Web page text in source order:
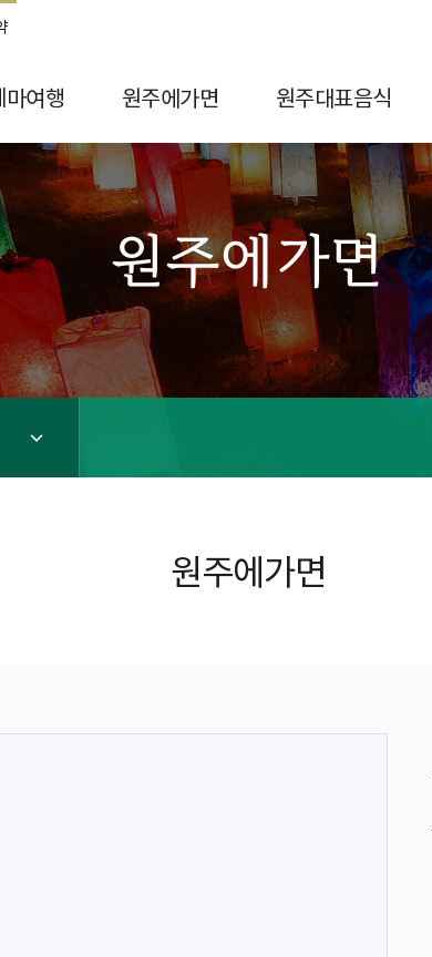
마여행 원주에가면 원주대표음식
원주에가면
원주에가면